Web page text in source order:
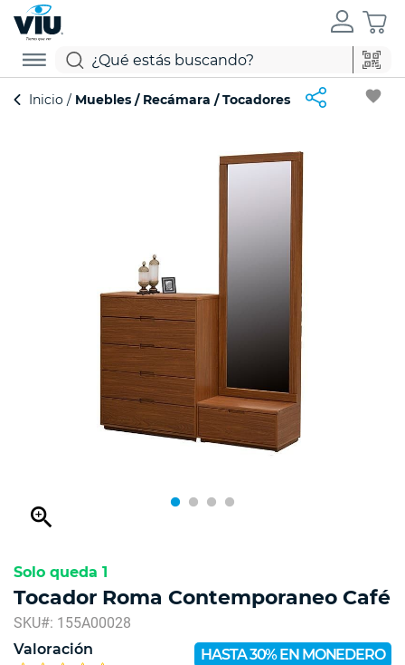
Inicio Muebles Recámara Tocadores favorite
zoom_in
Solo queda 1
Tocador Roma Contemporaneo Café
SKU#: 155A00028
Valoración
HASTA 30% EN MONEDERO